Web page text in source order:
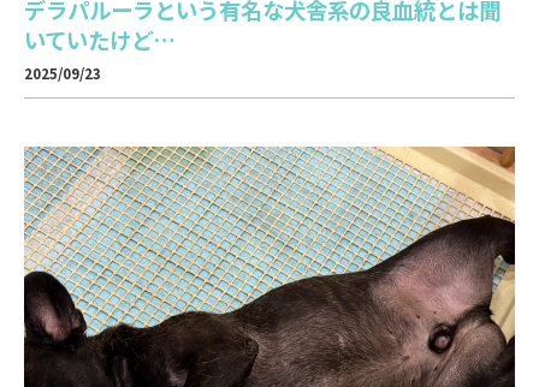
デラパルーラという有名な犬舎系の良血統とは聞
いていたけど…
2025/09/23